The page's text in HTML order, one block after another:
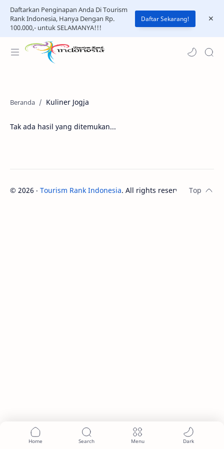
Daftarkan Penginapan Anda Di Tourism
Rank Indonesia, Hanya Dengan Rp.
100.000,- untuk SELAMANYA!!!
Daftar Sekarang!
Kuliner Jogja
Tak ada hasil yang ditemukan...
© 2026 ‧ Tourism Rank Indonesia. All rights reserved.